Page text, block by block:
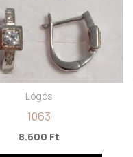
Lógós
1063
8.600 Ft